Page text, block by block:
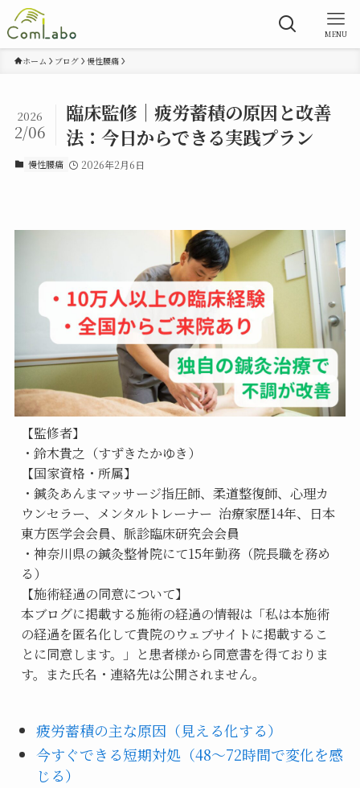
MENU
ホーム ブログ 慢性腰痛
臨床監修｜疲労蓄積の原因と改善
法：今日からできる実践プラン
2026
2/06
慢性腰痛 2026年2月6日
【監修者】
・鈴木貴之（すずきたかゆき）
【国家資格・所属】
・鍼灸あんまマッサージ指圧師、柔道整復師、心理カ
ウンセラー、メンタルトレーナー  治療家歴14年、日本
東方医学会会員、脈診臨床研究会会員
・神奈川県の鍼灸整骨院にて15年勤務（院長職を務め
る）
【施術経過の同意について】
本ブログに掲載する施術の経過の情報は「私は本施術
の経過を匿名化して貴院のウェブサイトに掲載するこ
とに同意します。」と患者様から同意書を得ておりま
す。また氏名・連絡先は公開されません。
疲労蓄積の主な原因（見える化する）
今すぐできる短期対処（48〜72時間で変化を感
じる）